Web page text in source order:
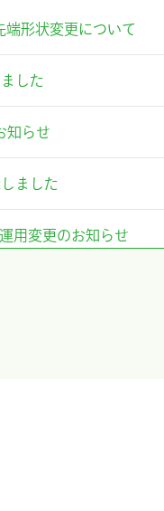
端形状変更について
した
知らせ
ました
用変更のお知らせ